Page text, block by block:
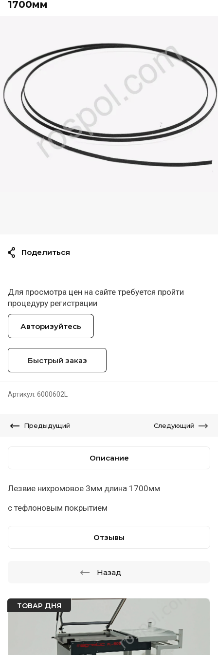
ТОВАР ДНЯ
1700мм
Для просмотра цен на сайте требуется пройти
процедуру регистрации
Авторизуйтесь
Быстрый заказ
Артикул: 6000602L
Поделиться
Предыдущий Следующий
Описание
Лезвие нихромовое 3мм длина 1700мм
с тефлоновым покрытием
Отзывы
Назад